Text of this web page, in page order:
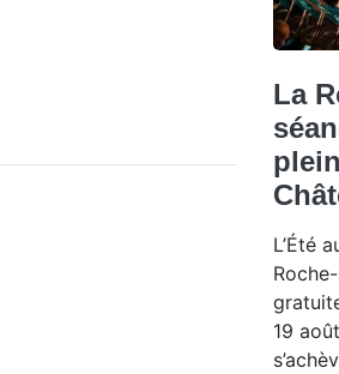
La
L’Été
19